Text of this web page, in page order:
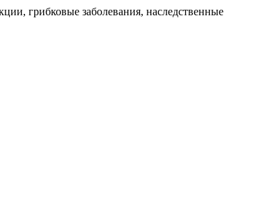
грибковые заболевания, наследственные